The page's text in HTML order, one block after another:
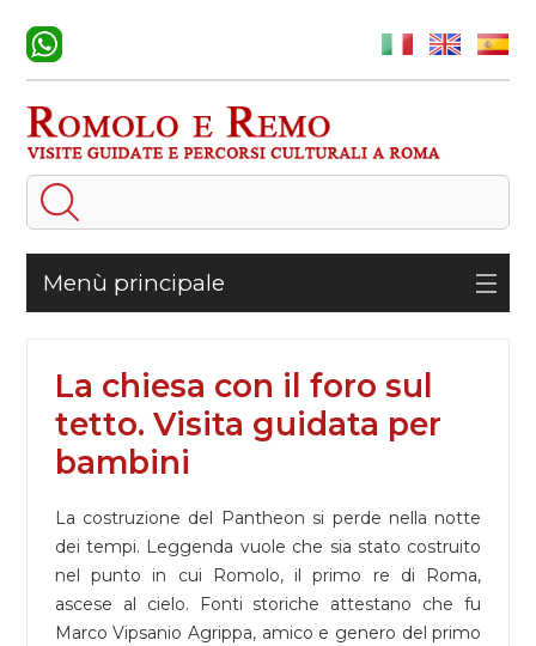
Menù principale
La chiesa con il foro sul
tetto. Visita guidata per
bambini
La costruzione del Pantheon si perde nella notte
dei tempi. Leggenda vuole che sia stato costruito
nel punto in cui Romolo, il primo re di Roma,
ascese al cielo. Fonti storiche attestano che fu
Marco Vipsanio Agrippa, amico e genero del primo